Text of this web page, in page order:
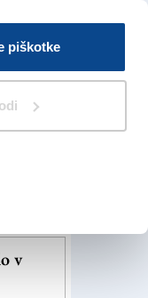
piškotke
Iskanje
v